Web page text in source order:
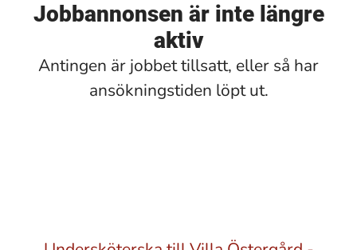
Jobbannonsen är inte längre
aktiv
Antingen är jobbet tillsatt, eller så har
ansökningstiden löpt ut.